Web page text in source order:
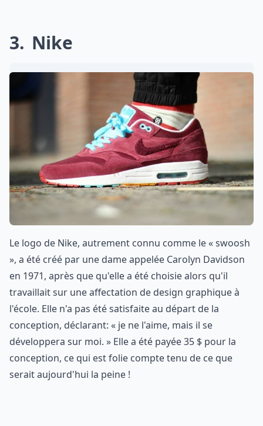
3 Nike
Le logo de Nike, autrement connu comme le « swoosh
», a été créé par une dame appelée Carolyn Davidson
en 1971, après que qu'elle a été choisie alors qu'il
travaillait sur une affectation de design graphique à
l'école. Elle n'a pas été satisfaite au départ de la
conception, déclarant: « je ne l'aime, mais il se
développera sur moi. » Elle a été payée 35 $ pour la
conception, ce qui est folie compte tenu de ce que
serait aujourd'hui la peine !